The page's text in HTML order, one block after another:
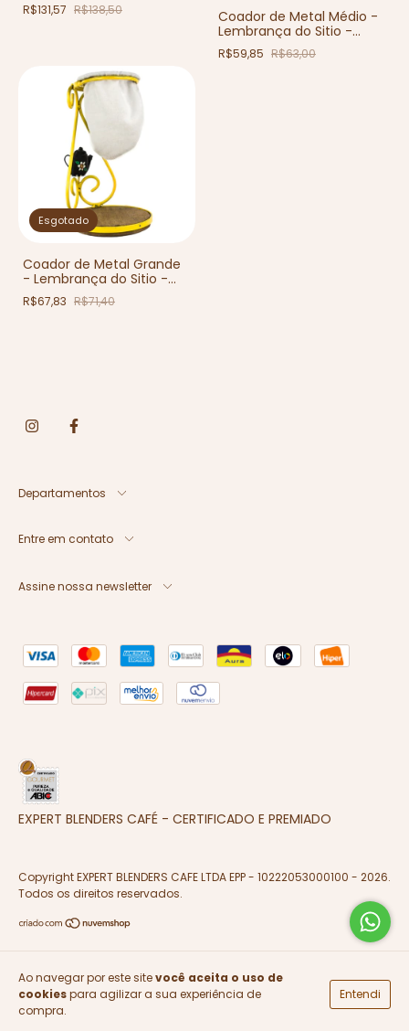
Ao navegar por este sitevocê aceita o uso de
cookiespara agilizar a sua experiência de
compra.
Entendi
R$131,57 R$138,50
Coador de Metal Médio -
Lembrança do Sitio -
Artesanal
R$59,85 R$63,00
Esgotado
Coador de Metal Grande
- Lembrança do Sitio -
Artesanal
R$67,83 R$71,40
Departamentos
Entre em contato
Assine nossa newsletter
EXPERT BLENDERS CAFÉ - CERTIFICADO E PREMIADO
Copyright EXPERT BLENDERS CAFE LTDA EPP - 10222053000100 - 2026.
Todos os direitos reservados.